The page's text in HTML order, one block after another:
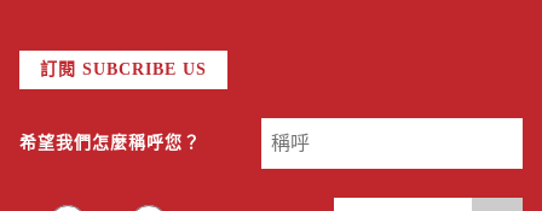
訂閱 SUBCRIBE US
希望我們怎麼稱呼您？